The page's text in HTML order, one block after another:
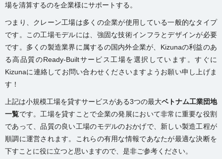
場を清算するのを企業様にサポートする。
つまり、クレーン工場は多くの企業が使用している一般的なタイプ
です。この工場モデルには、強固な技術インフラとデザインが必要
です。多くの製造業界に属するの国内外企業が、Kizunaの利益のあ
る高品質のReady-Builtサービス工場を選択しています。すぐに
Kizunaに連絡してお問い合わせくださいますようお願い申し上げま
す！
上記は小規模工場を貸すサービスがある3つの最大ベトナム工業団地
一覧です。工場を貸すことで企業の発展において非常に重要な役割
であって、品質の良い工場のモデルのおかげで、新しい製造工程が
順調に運営されます。これらの有用な情報であなたが最適な決断を
下すことに役に立つと思いますので、是非ご参考ください。